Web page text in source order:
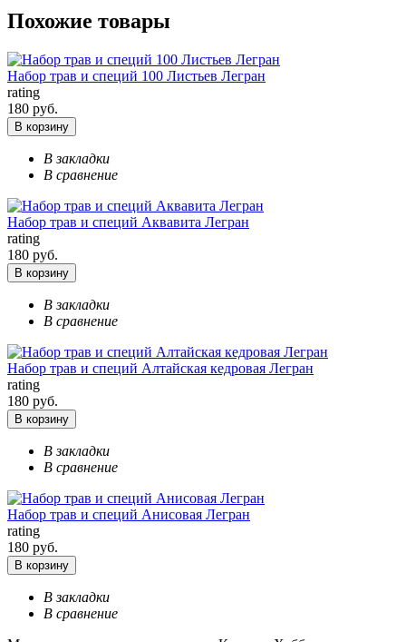
Похожие товары
Набор трав и специй 100 Листьев Легран
rating
180 руб.
В корзину
В закладки
В сравнение
Набор трав и специй Аквавита Легран
rating
180 руб.
В корзину
В закладки
В сравнение
Набор трав и специй Алтайская кедровая Легран
rating
180 руб.
В корзину
В закладки
В сравнение
Набор трав и специй Анисовая Легран
rating
180 руб.
В корзину
В закладки
В сравнение